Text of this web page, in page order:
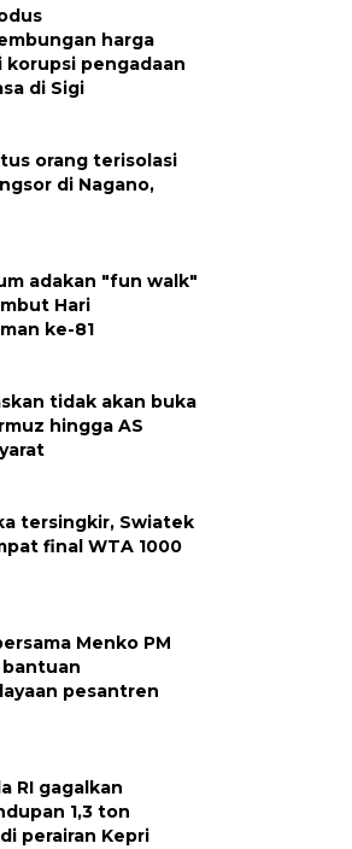
harga
korupsi pengadaan
di Sigi
orang terisolasi
di Nagano,
adakan "fun walk"
Hari
ke-81
tidak akan buka
hingga AS
tersingkir, Swiatek
final WTA 1000
Menko PM
pesantren
RI gagalkan
1,3 ton
perairan Kepri